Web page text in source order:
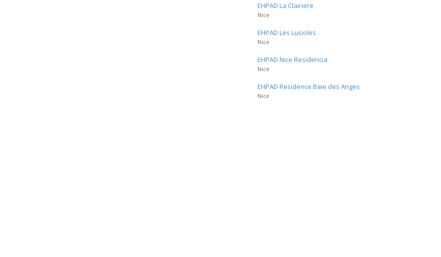
EHPAD La Clairiere
Nice
EHPAD Les Lucioles
Nice
EHPAD Nice Residencia
Nice
EHPAD Residence Baie des Anges
Nice